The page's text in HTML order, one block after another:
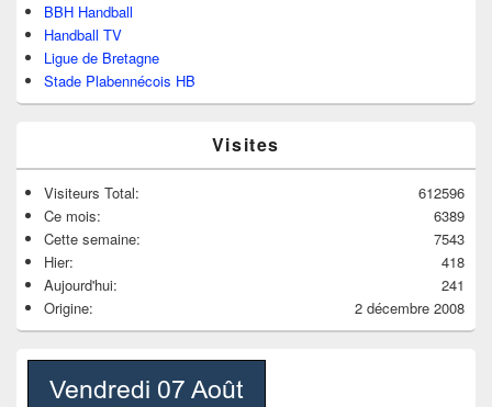
BBH Handball
Handball TV
Ligue de Bretagne
Stade Plabennécois HB
Visites
612596
Visiteurs Total:
6389
Ce mois:
7543
Cette semaine:
418
Hier:
241
Aujourd'hui:
2 décembre 2008
Origine: